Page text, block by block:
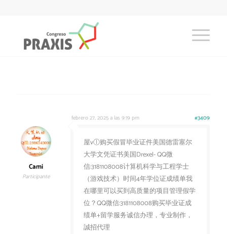
febrero 27, 2025 a las 9:19 pm #3409
Cami
Participante
屋vⓛ购买假冒毕业证件美国德雷塞尔
大学文凭证书美国Drexel- QQ微
信:3181108008计算机科学与工程学士
（游戏技术）时间4年学位证成绩单我
在哪里可以买到高质量的项目管理假学
位？QQ微信:3181108008购买毕业证成
绩单+留学服务诚信办理，专业制作，
誠招代理